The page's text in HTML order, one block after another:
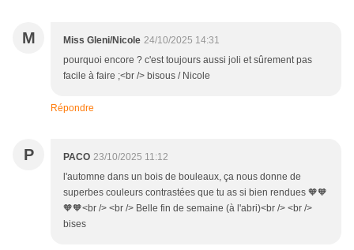
M Miss Gleni/Nicole 24/10/2025 14:31
pourquoi encore ? c'est toujours aussi joli et sûrement pas
facile à faire ;<br /> bisous / Nicole
Répondre
P PACO 23/10/2025 11:12
l'automne dans un bois de bouleaux, ça nous donne de
superbes couleurs contrastées que tu as si bien rendues 🧡🧡
🧡🧡<br /> <br /> Belle fin de semaine (à l'abri)<br /> <br />
bises